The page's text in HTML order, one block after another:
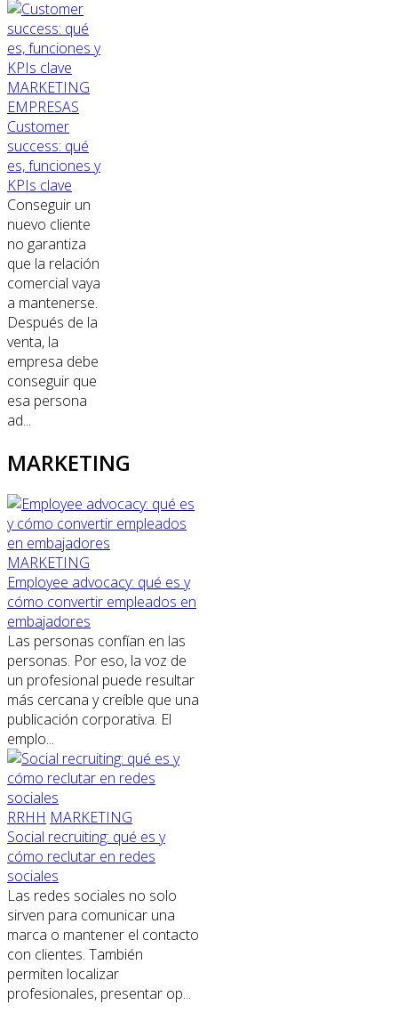
MARKETING
EMPRESAS
Customer
success: qué
es, funciones y
KPIs clave
Conseguir un
nuevo cliente
no garantiza
que la relación
comercial vaya
a mantenerse.
Después de la
venta, la
empresa debe
conseguir que
esa persona
ad...
MARKETING
MARKETING
Employee advocacy: qué es y
cómo convertir empleados en
embajadores
Las personas confían en las
personas. Por eso, la voz de
un profesional puede resultar
más cercana y creíble que una
publicación corporativa. El
emplo...
RRHH MARKETING
Social recruiting: qué es y
cómo reclutar en redes
sociales
Las redes sociales no solo
sirven para comunicar una
marca o mantener el contacto
con clientes. También
permiten localizar
profesionales, presentar op...